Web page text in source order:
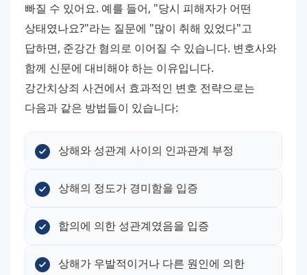
빠질 수 있어요. 예를 들어, "당시 피해자가 어떤
상태였나요?"라는 질문에 "많이 취해 있었다"고
답하면, 준강간 혐의로 이어질 수 있습니다. 변호사와
함께 신문에 대비해야 하는 이유입니다.
강간치상죄 사건에서 효과적인 변호 전략으로는
다음과 같은 방법들이 있습니다:
상해와 성관계 사이의 인과관계 부정
상해의 정도가 경미함을 입증
합의에 의한 성관계였음을 입증
상해가 우발적이거나 다른 원인에 의한